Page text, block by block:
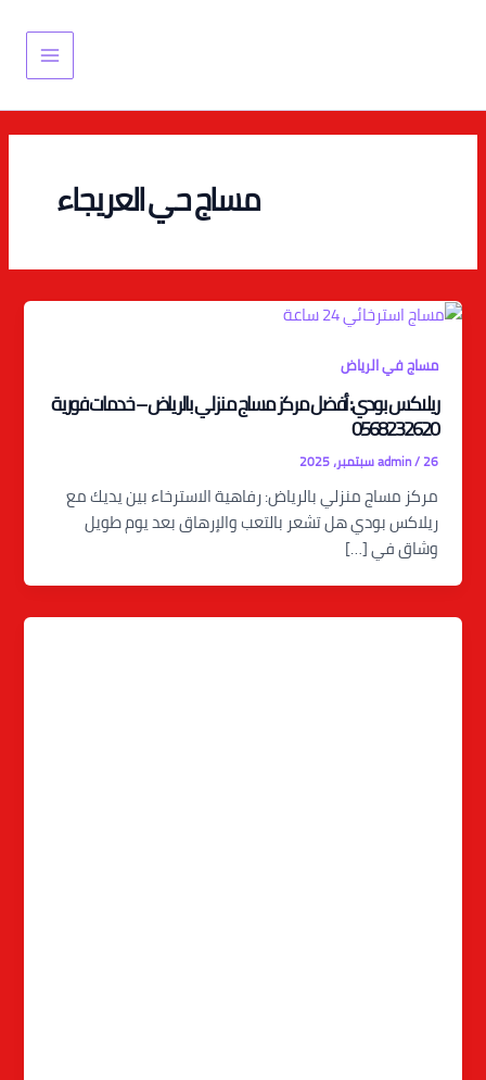
Main
Menu
مساج حي العريجاء
مساج في الرياض
ريلاكس بودي: أفضل مركز مساج منزلي بالرياض – خدمات فورية
0568232620
admin/26 سبتمبر، 2025
مركز مساج منزلي بالرياض: رفاهية الاسترخاء بين يديك مع
ريلاكس بودي هل تشعر بالتعب والإرهاق بعد يوم طويل
وشاق في […]